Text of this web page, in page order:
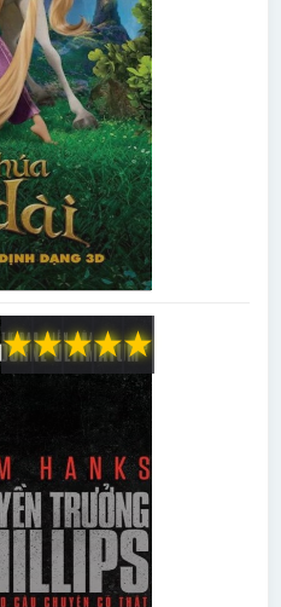
★
★
★
★
★